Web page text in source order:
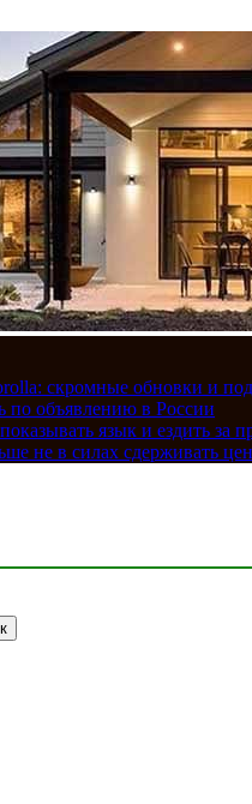
скромные обновки и
по объявлению в России
язык и ездить за
не в силах сдерживать